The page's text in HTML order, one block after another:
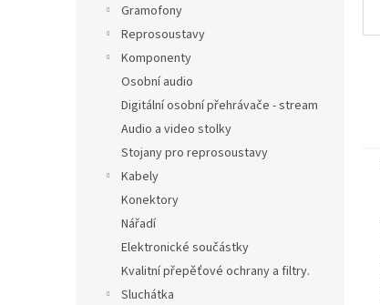
Gramofony
Reprosoustavy
Komponenty
Osobní audio
Digitální osobní přehrávače - stream
Audio a video stolky
Stojany pro reprosoustavy
Kabely
Konektory
Nářadí
Elektronické součástky
Kvalitní přepěťové ochrany a filtry.
Sluchátka